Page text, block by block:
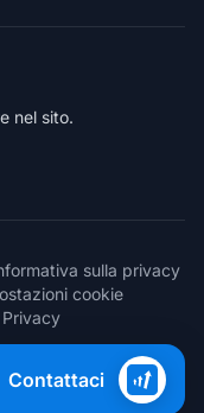
nel sito.
sulla privacy
cookie
riservati.
Contattaci